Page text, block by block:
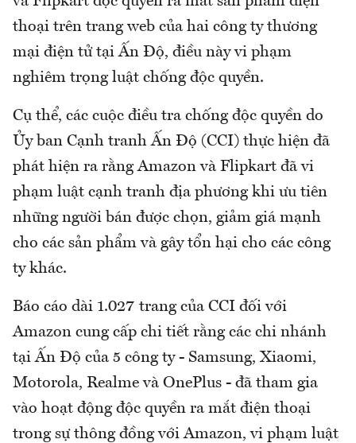
thoại trên trang web của hai công ty thương
mại điện tử tại Ấn Độ, điều này vi phạm
nghiêm trọng luật chống độc quyền.
Cụ thể, các cuộc điều tra chống độc quyền do
Ủy ban Cạnh tranh Ấn Độ (CCI) thực hiện đã
phát hiện ra rằng Amazon và Flipkart đã vi
phạm luật cạnh tranh địa phương khi ưu tiên
những người bán được chọn, giảm giá mạnh
cho các sản phẩm và gây tổn hại cho các công
ty khác.
Báo cáo dài 1.027 trang của CCI đối với
Amazon cung cấp chi tiết rằng các chi nhánh
tại Ấn Độ của 5 công ty - Samsung, Xiaomi,
Motorola, Realme và OnePlus - đã tham gia
vào hoạt động độc quyền ra mắt điện thoại
trong sự thông đồng với Amazon, vi phạm luật